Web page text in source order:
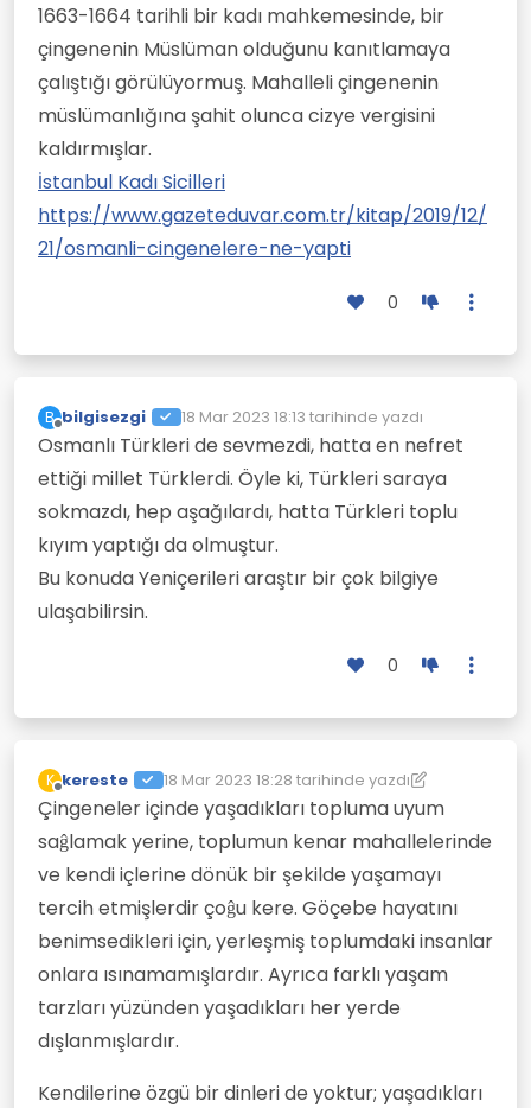
1663-1664 tarihli bir kadı mahkemesinde, bir
çingenenin Müslüman olduğunu kanıtlamaya
çalıştığı görülüyormuş. Mahalleli çingenenin
müslümanlığına şahit olunca cizye vergisini
kaldırmışlar.
İstanbul Kadı Sicilleri
https://www.gazeteduvar.com.tr/kitap/2019/12/
21/osmanli-cingenelere-ne-yapti
0
B
Çevrimdışı
bilgisezgi 18 Mar 2023 18:13 tarihinde yazdı
Son düzenleyen:
Osmanlı Türkleri de sevmezdi, hatta en nefret
ettiği millet Türklerdi. Öyle ki, Türkleri saraya
sokmazdı, hep aşağılardı, hatta Türkleri toplu
kıyım yaptığı da olmuştur.
Bu konuda Yeniçerileri araştır bir çok bilgiye
ulaşabilirsin.
0
K
Çevrimdışı
kereste 18 Mar 2023 18:28 tarihinde yazdı
Son düzenleyen: kereste
Çingeneler içinde yaşadıkları topluma uyum
saĝlamak yerine, toplumun kenar mahallelerinde
ve kendi içlerine dönük bir şekilde yaşamayı
tercih etmişlerdir çoĝu kere. Göçebe hayatını
benimsedikleri için, yerleşmiş toplumdaki insanlar
onlara ısınamamışlardır. Ayrıca farklı yaşam
tarzları yüzünden yaşadıkları her yerde
dışlanmışlardır.
Kendilerine özgü bir dinleri de yoktur; yaşadıkları